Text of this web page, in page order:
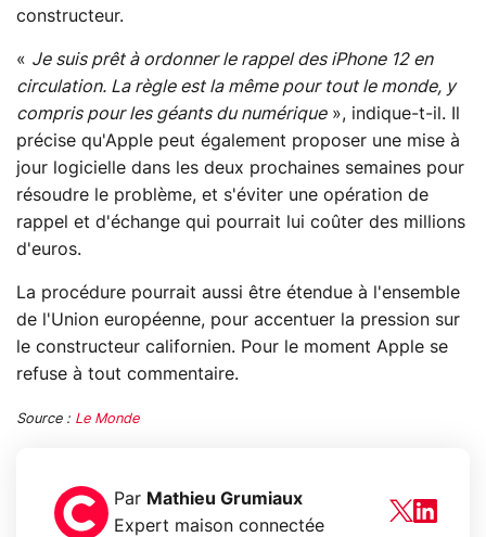
constructeur.
« Je suis prêt à ordonner le rappel des iPhone 12 en
circulation. La règle est la même pour tout le monde, y
compris pour les géants du numérique», indique-t-il. Il
précise qu'Apple peut également proposer une mise à
jour logicielle dans les deux prochaines semaines pour
résoudre le problème, et s'éviter une opération de
rappel et d'échange qui pourrait lui coûter des millions
d'euros.
La procédure pourrait aussi être étendue à l'ensemble
de l'Union européenne, pour accentuer la pression sur
le constructeur californien. Pour le moment Apple se
refuse à tout commentaire.
Source : Le Monde
Par Mathieu Grumiaux
Expert maison connectée